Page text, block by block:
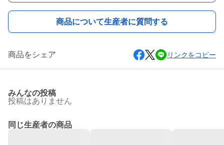
商品について生産者に質問する
商品をシェア リンクをコピー
みんなの投稿
投稿はありません
同じ生産者の商品